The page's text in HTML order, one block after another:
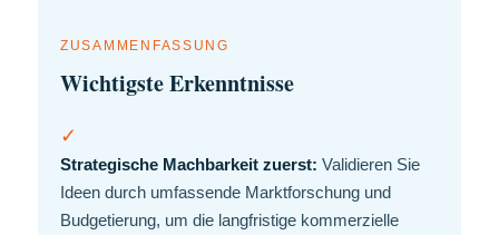
ZUSAMMENFASSUNG
Wichtigste Erkenntnisse
✓
Strategische Machbarkeit zuerst: Validieren Sie
Ideen durch umfassende Marktforschung und
Budgetierung, um die langfristige kommerzielle